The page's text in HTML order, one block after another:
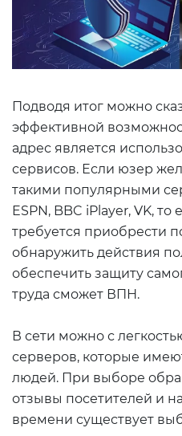
Подводя итог можно
эффективной
адрес является
сервисов. Если юзер
такими популярными
ESPN, BBC iPlayer, VK,
требуется приобрести
обнаружить действия
обеспечить защиту
труда сможет ВПН.
В сети можно с
серверов, которые
людей. При выборе
отзывы посетителей и
времени существует